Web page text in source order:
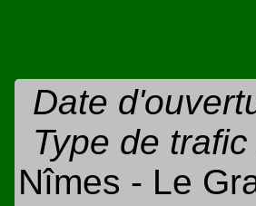
Date
Type de trafic
Nîmes - Le